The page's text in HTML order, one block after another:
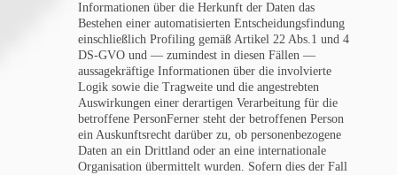
Informationen über die Herkunft der Daten das
Bestehen einer automatisierten Entscheidungsfindung
einschließlich Profiling gemäß Artikel 22 Abs.1 und 4
DS-GVO und — zumindest in diesen Fällen —
aussagekräftige Informationen über die involvierte
Logik sowie die Tragweite und die angestrebten
Auswirkungen einer derartigen Verarbeitung für die
betroffene PersonFerner steht der betroffenen Person
ein Auskunftsrecht darüber zu, ob personenbezogene
Daten an ein Drittland oder an eine internationale
Organisation übermittelt wurden. Sofern dies der Fall